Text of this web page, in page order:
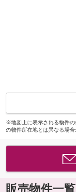
※地図上に表示される物件
の物件所在地とは異なる場合
販売物件一覧